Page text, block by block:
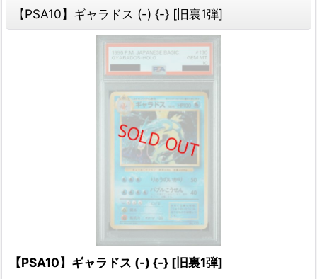
【PSA10】ギャラドス (-) {-} [旧裏1弾]
【PSA10】ギャラドス (-) {-} [旧裏1弾]